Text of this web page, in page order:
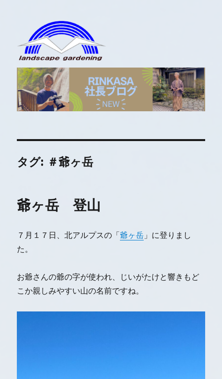
RINKASA社長ブログ
タグ: ＃爺ヶ岳
爺ヶ岳 登山
７月１７日、北アルプスの「爺ヶ岳 」に登りまし
た。
お爺さんの爺の字が使われ、じいがたけと響きもど
こか親しみやすい山の名前ですね。